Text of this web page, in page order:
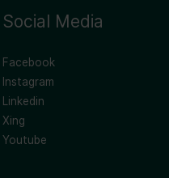
Social Media
Facebook
Instagram
Linkedin
Xing
Youtube